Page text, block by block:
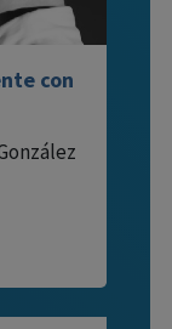
con